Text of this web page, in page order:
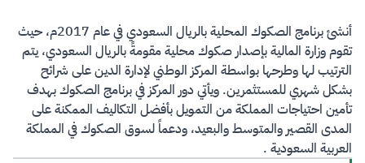
​​​​أنشئ برنامج الصكوك المحلية بالريال السعودي في عام 2017م، حيث
تقوم وزارة المالية بإصدار صكوك محلية مقومةً بالريال السعودي، يتم
الترتيب لها وطرحها بواسطة المركز الوطني لإدارة الدين على شرائح
بشكل شهري للمستثمرين. ويأتي دور المركز في برنامج الصكوك بهدف
تأمين احتياجات المملكة من التمويل بأفضل التكاليف الممكنة على
المدى القصير والمتوسط والبعيد، ودعماً لسوق الصكوك في المملكة
العربية السعودية ​.